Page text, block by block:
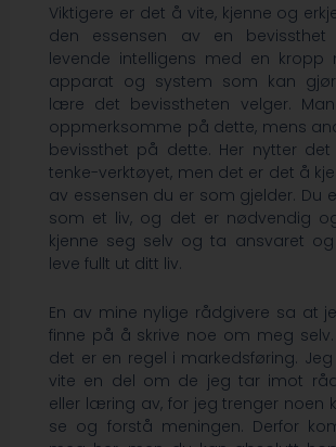
Viktigere er det å vite, kjenne og
den essensen av en
levende intelligens med en kropp
apparat og system som kan
lære det bevisstheten velger.
oppmerksomme på dette, mens
bevissthet på dette. Her nytter det
tenke-verktøyet, men det er det å
av essensen du er som gjelder. Du
som et liv, og det er nødvendig
kjenne seg selv og ta ansvaret
leve fullt ut ditt liv.
En av mine nylige rådgivere sa at
finne på å skrive noe om meg
det er en regel i markedsføring.
vite en del om de jeg tar imot
eller læring av, for jeg trenger noen
se og forstå meningen. Derfor